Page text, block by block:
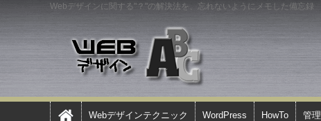
Webデザインに関する"？"の解決法を、忘れないようにメモした備忘録
Webデザインテクニック WordPress HowTo 管理